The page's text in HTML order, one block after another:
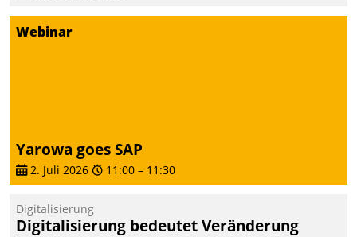
Webinar
Yarowa goes SAP
2. Juli 2026 11:00 – 11:30
Digitalisierung
Digitalisierung bedeutet Veränderung